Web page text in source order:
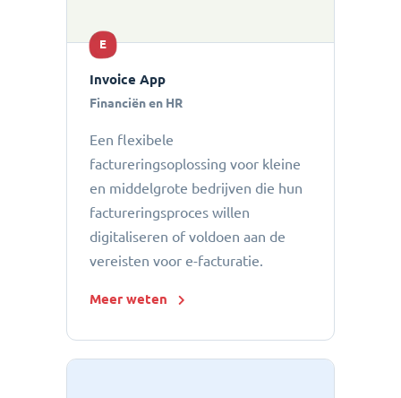
E
Invoice App
Financiën en HR
Een flexibele
factureringsoplossing voor kleine
en middelgrote bedrijven die hun
factureringsproces willen
digitaliseren of voldoen aan de
vereisten voor e-facturatie.
Meer weten